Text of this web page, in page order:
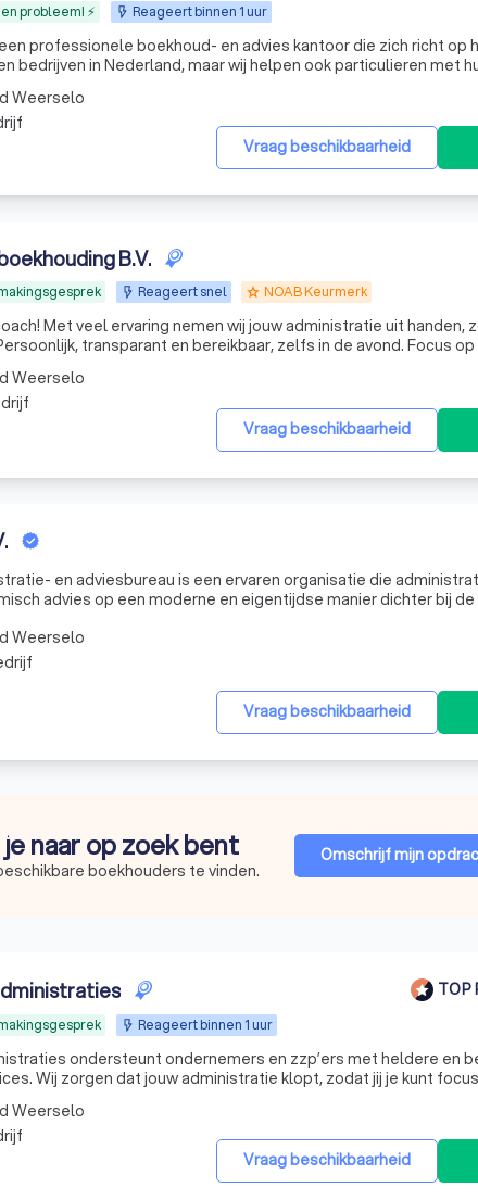
probleem! ⚡ Reageert binnen 1 uur
professionele boekhoud- en advies kantoor die zich richt op
bedrijven in Nederland, maar wij helpen ook particulieren met
in financiële administratie, belastingadvies en
Vraag beschikbaarheid
Weerselo
B.V.
Reageert snel grade NOAB Keurmerk
Met veel ervaring nemen wij jouw administratie uit handen,
transparant en bereikbaar, zelfs in de avond. Focus
Vraag beschikbaarheid
Weerselo
en adviesbureau is een ervaren organisatie die
advies op een moderne en eigentijdse manier dichter bij
Vraag beschikbaarheid
Weerselo
naar op zoek bent
boekhouders te vinden.
Omschrijf mijn
TOP
Reageert binnen 1 uur
ondersteunt ondernemers en zzp’ers met heldere en betaalbare
Wij zorgen dat jouw administratie klopt, zodat jij je kunt
transparant en zonder poespas: jouw administratie,
Vraag beschikbaarheid
Weerselo